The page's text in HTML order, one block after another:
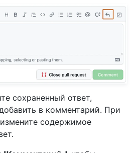
сохраненный ответ,
в комментарий. При
содержимое